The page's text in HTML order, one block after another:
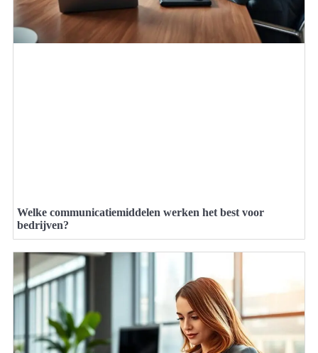
Welke communicatiemiddelen werken het best voor
bedrijven?